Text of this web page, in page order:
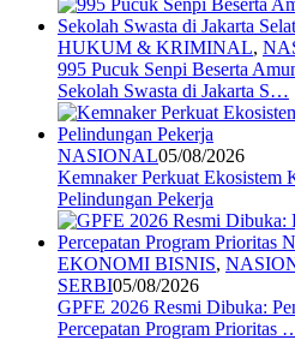
HUKUM & KRIMINAL,
995 Pucuk Senpi Beserta
Sekolah Swasta di Jakarta S…
NASIONAL05/08/2026
Kemnaker Perkuat Ekosistem
Pelindungan Pekerja
EKONOMI BISNIS,
SERBI05/08/2026
GPFE 2026 Resmi Dibuka:
Percepatan Program Prioritas